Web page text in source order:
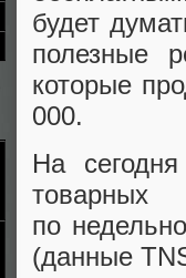
будет
полезные
которые
000.
На
товарных
по
(данные